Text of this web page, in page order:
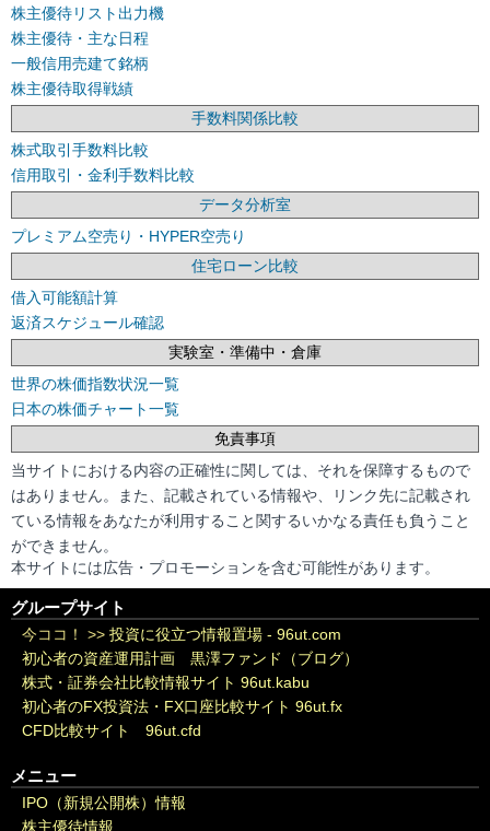
株主優待リスト出力機
株主優待・主な日程
一般信用売建て銘柄
株主優待取得戦績
手数料関係比較
株式取引手数料比較
信用取引・金利手数料比較
データ分析室
プレミアム空売り・HYPER空売り
住宅ローン比較
借入可能額計算
返済スケジュール確認
実験室・準備中・倉庫
世界の株価指数状況一覧
日本の株価チャート一覧
免責事項
当サイトにおける内容の正確性に関しては、それを保障するもので
はありません。また、記載されている情報や、リンク先に記載され
ている情報をあなたが利用すること関するいかなる責任も負うこと
ができません。
本サイトには広告・プロモーションを含む可能性があります。
グループサイト
今ココ！ >> 投資に役立つ情報置場 - 96ut.com
初心者の資産運用計画 黒澤ファンド（ブログ）
株式・証券会社比較情報サイト 96ut.kabu
初心者のFX投資法・FX口座比較サイト 96ut.fx
CFD比較サイト 96ut.cfd
メニュー
IPO（新規公開株）情報
株主優待情報